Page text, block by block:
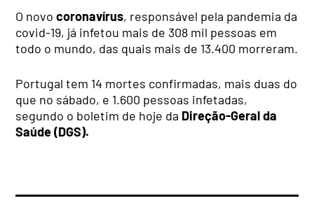
O novocoronavírus, responsável pela pandemia da
covid-19, já infetou mais de 308 mil pessoas em
todo o mundo, das quais mais de 13.400 morreram.
Portugal tem 14 mortes confirmadas, mais duas do
que no sábado, e 1.600 pessoas infetadas,
segundo o boletim de hoje da Direção-Geral da
Saúde (DGS).